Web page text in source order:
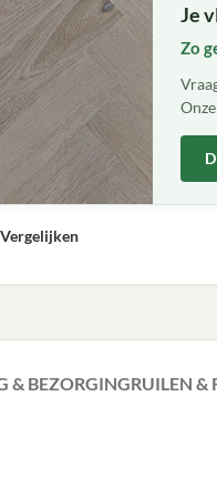
Je
Zo
Vergelijken
& BEZORGINGRUILEN &